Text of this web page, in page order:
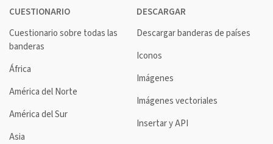
CUESTIONARIO
Cuestionario sobre todas las
banderas
África
América del Norte
América del Sur
Asia
DESCARGAR
Descargar banderas de países
Iconos
Imágenes
Imágenes vectoriales
Insertar y API